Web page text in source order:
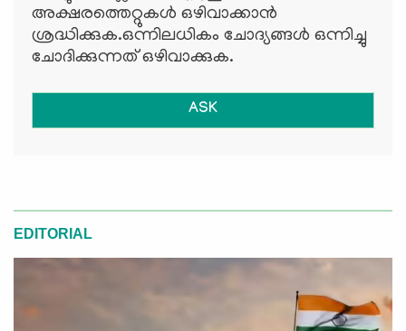
അക്ഷരത്തെറ്റുകള്‍ ഒഴിവാക്കാന്‍
ശ്രദ്ധിക്കുക.ഒന്നിലധികം ചോദ്യങ്ങള്‍ ഒന്നിച്ചു
ചോദിക്കുന്നത് ഒഴിവാക്കുക.
ASK
EDITORIAL